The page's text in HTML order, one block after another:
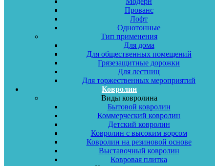
Прованс
Лофт
Однотонные
Тип применения
Для дома
Для общественных помещений
Грязезащитные дорожки
Для лестниц
Для торжественных мероприятий
Ковролин
Виды ковролина
Бытовой ковролин
Коммерческий ковролин
Детский ковролин
Ковролин с высоким ворсом
Ковролин на резиновой основе
Выставочный ковролин
Ковровая плитка